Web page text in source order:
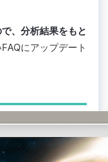
、分析結果をもと
にアップデート